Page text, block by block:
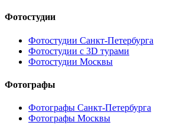
Фотостудии
Фотостудии Санкт-Петербурга
Фотостудии с 3D турами
Фотостудии Москвы
Фотографы
Фотографы Санкт-Петербурга
Фотографы Москвы